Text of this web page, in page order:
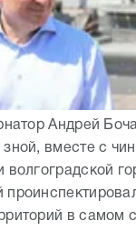
Андрей
вместе с
волгоградской
в самом